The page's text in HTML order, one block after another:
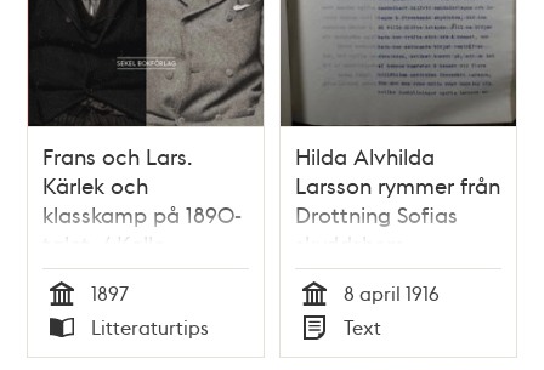
Frans och Lars.
Kärlek och
klasskamp på 1890-
talet. / Kalle
Holmqvist
Tid
1897
Typ
Litteraturtips
Hilda Alvhilda
Larsson rymmer från
Drottning Sofias
skyddshem -
polisrapport
Tid
8 april 1916
Typ
Text